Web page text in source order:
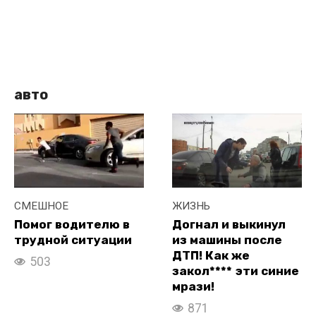
авто
СМЕШНОЕ
Помог водителю в
трудной ситуации
503
ЖИЗНЬ
Догнал и выкинул
из машины после
ДТП! Как же
закол**** эти синие
мрази!
871